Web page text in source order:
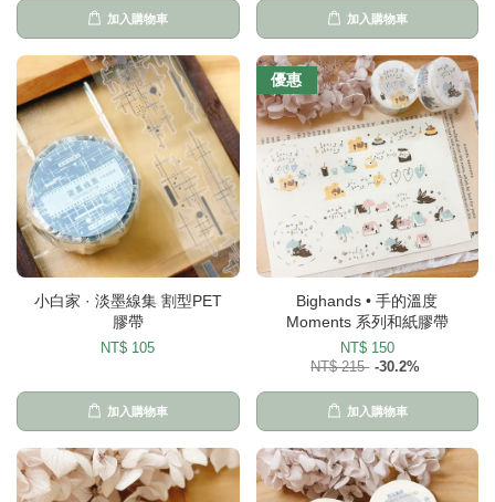
加入購物車 加入購物車
小白家 · 淡墨線集 割型PET
膠帶
NT$ 105
加入購物車
優惠
Bighands • 手的溫度
Moments 系列和紙膠帶
NT$ 150
NT$ 215 -30.2%
加入購物車